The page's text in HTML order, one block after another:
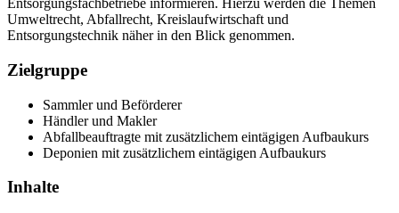
Entsorgungsfachbetriebe informieren. Hierzu werden die Themen
Umweltrecht, Abfallrecht, Kreislaufwirtschaft und
Entsorgungstechnik näher in den Blick genommen.
Zielgruppe
Sammler und Beförderer
Händler und Makler
Abfallbeauftragte mit zusätzlichem eintägigen Aufbaukurs
Deponien mit zusätzlichem eintägigen Aufbaukurs
Inhalte